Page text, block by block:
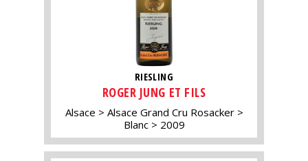
RIESLING
ROGER JUNG ET FILS
Alsace
Alsace Grand Cru Rosacker
Blanc
2009